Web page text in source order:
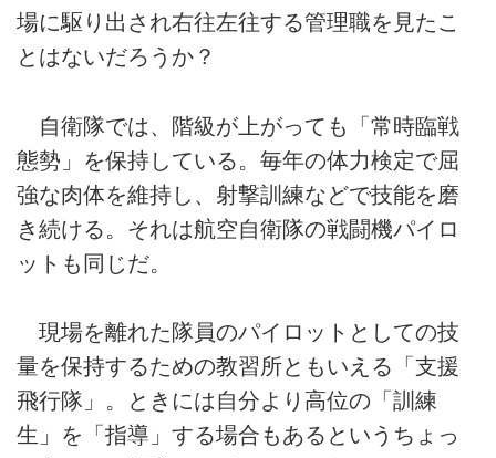
場に駆り出され右往左往する管理職を見たこ
とはないだろうか？
自衛隊では、階級が上がっても「常時臨戦
態勢」を保持している。毎年の体力検定で屈
強な肉体を維持し、射撃訓練などで技能を磨
き続ける。それは航空自衛隊の戦闘機パイロ
ットも同じだ。
現場を離れた隊員のパイロットとしての技
量を保持するための教習所ともいえる「支援
飛行隊」。ときには自分より高位の「訓練
生」を「指導」する場合もあるというちょっ